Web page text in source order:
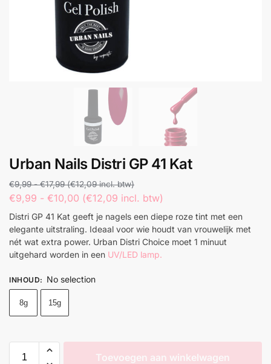
Urban Nails Distri GP 41 Kat
€9,99 - €17,99(€12,09incl. btw)
€9,99 - €10,00 (€12,09 incl. btw)
Distri GP 41 Kat geeft je nagels een diepe roze tint met een
elegante uitstraling. Ideaal voor wie houdt van vrouwelijk met
nét wat extra power. Urban Distri Choice moet 1 minuut
uitgehard worden in een UV/LED lamp.
INHOUD: No selection
8g 15g
Toevoegen aan winkelwagen